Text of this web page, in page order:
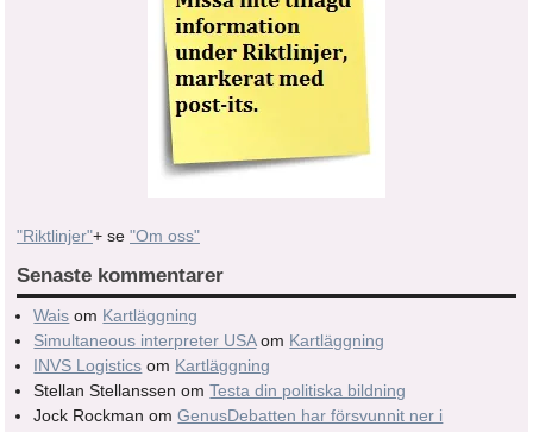
"Riktlinjer"+ se "Om oss"
Senaste kommentarer
Wais om Kartläggning
Simultaneous interpreter USAom Kartläggning
INVS Logistics om Kartläggning
Stellan Stellanssen omTesta din politiska bildning
Jock Rockman omGenusDebatten har försvunnit ner i